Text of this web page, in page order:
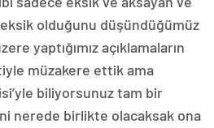
eksik olduğunu düşündüğümüz
yaptığımız açıklamaların
müzakere ettik ama
biliyorsunuz tam bir
nerede birlikte olacaksak ona